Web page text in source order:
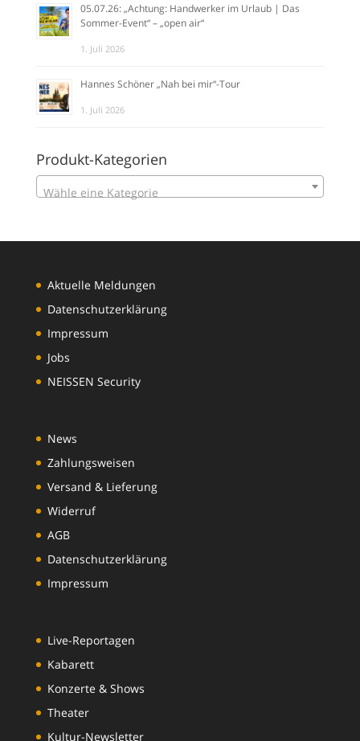
05.07.26: „Achtung: Handwerker im Urlaub | Das
Sommer-Event“ – „open air“
1. Juli 2026
Hannes Schöner „Nah bei mir“-Tour
1. Juli 2026
Produkt-Kategorien
Wähle eine Kategorie
Aktuelle Meldungen
Datenschutzerklärung
Impressum
Jobs
NEISSEN Security
News
Zahlungsweisen
Versand & Lieferung
Widerruf
AGB
Datenschutzerklärung
Impressum
Live-Reportagen
Kabarett
Konzerte & Shows
Theater
Kultur-Newsletter